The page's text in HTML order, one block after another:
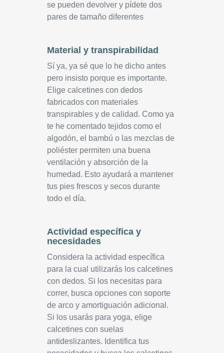
se pueden devolver y pídete dos
pares de tamaño diferentes
Material y transpirabilidad
Sí ya, ya sé que lo he dicho antes
pero insisto porque es importante.
Elige calcetines con dedos
fabricados con materiales
transpirables y de calidad. Como ya
te he comentado tejidos como el
algodón, el bambú o las mezclas de
poliéster permiten una buena
ventilación y absorción de la
humedad. Esto ayudará a mantener
tus pies frescos y secos durante
todo el día.
Actividad específica y
necesidades
Considera la actividad específica
para la cual utilizarás los calcetines
con dedos. Si los necesitas para
correr, busca opciones con soporte
de arco y amortiguación adicional.
Si los usarás para yoga, elige
calcetines con suelas
antideslizantes. Identifica tus